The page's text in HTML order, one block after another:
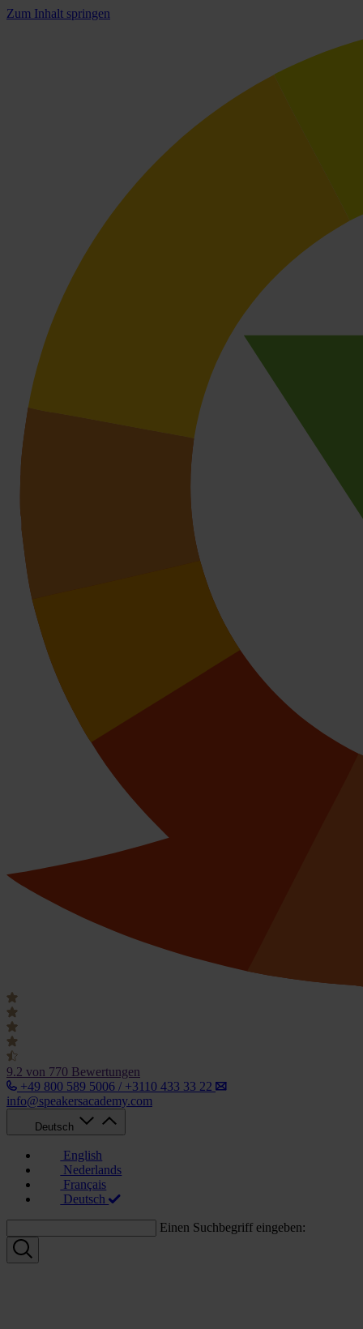
Zum Inhalt springen
9.2 von 770 Bewertungen
+49 800 589 5006 / +3110 433 33 22
info@speakersacademy.com
Deutsch
English
Nederlands
Français
Deutsch
Einen Suchbegriff eingeben: